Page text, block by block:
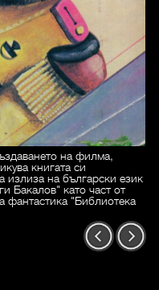
на филма,
книгата си
излиза на български език
Бакалов" като част от
фантастика "Библиотека